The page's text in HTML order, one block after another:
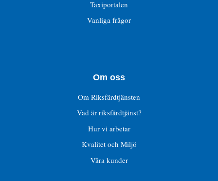
Taxiportalen
Vanliga frågor
Om oss
Om Riksfärdtjänsten
Vad är riksfärdtjänst?
Hur vi arbetar
Kvalitet och Miljö
Våra kunder